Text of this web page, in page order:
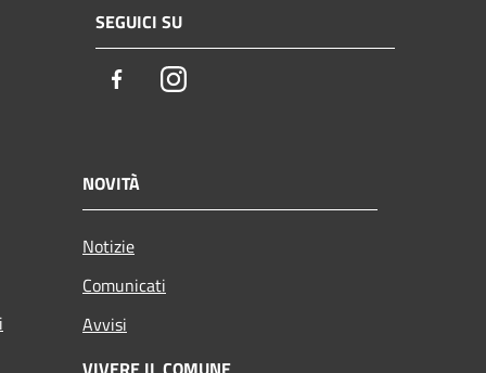
SEGUICI SU
FacebookInstagram
NOVITÀ
Notizie
Comunicati
Avvisi